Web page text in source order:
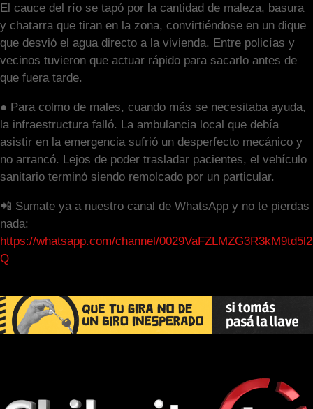
El cauce del río se tapó por la cantidad de maleza, basura
y chatarra que tiran en la zona, convirtiéndose en un dique
que desvió el agua directo a la vivienda. Entre policías y
vecinos tuvieron que actuar rápido para sacarlo antes de
que fuera tarde.
● Para colmo de males, cuando más se necesitaba ayuda,
la infraestructura falló. La ambulancia local que debía
asistir en la emergencia sufrió un desperfecto mecánico y
no arrancó. Lejos de poder trasladar pacientes, el vehículo
sanitario terminó siendo remolcado por un particular.
📲 Sumate ya a nuestro canal de WhatsApp y no te pierdas
nada:
https://whatsapp.com/channel/0029VaFZLMZG3R3kM9td5l2
Q